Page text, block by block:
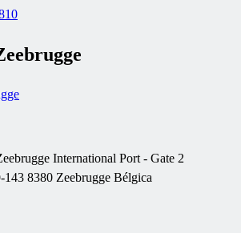
International Port - Gate 2
8380 Zeebrugge Bélgica